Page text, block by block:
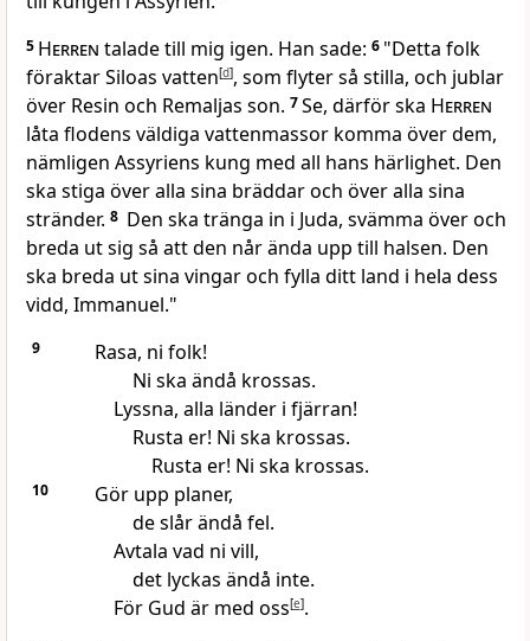
5 Herren talade till mig igen. Han sade: 6 "Detta folk
föraktar Siloas vatten[d], som flyter så stilla, och jublar
över Resin och Remaljas son. 7Se, därför ska Herren
låta flodens väldiga vattenmassor komma över dem,
nämligen Assyriens kung med all hans härlighet. Den
ska stiga över alla sina bräddar och över alla sina
stränder. 8 Den ska tränga in i Juda, svämma över och
breda ut sig så att den når ända upp till halsen. Den
ska breda ut sina vingar och fylla ditt land i hela dess
vidd, Immanuel."
9
Rasa, ni folk!
Ni ska ändå krossas.
Lyssna, alla länder i fjärran!
Rusta er! Ni ska krossas.
Rusta er! Ni ska krossas.
10
Gör upp planer,
de slår ändå fel.
Avtala vad ni vill,
det lyckas ändå inte.
För Gud är med oss[e].